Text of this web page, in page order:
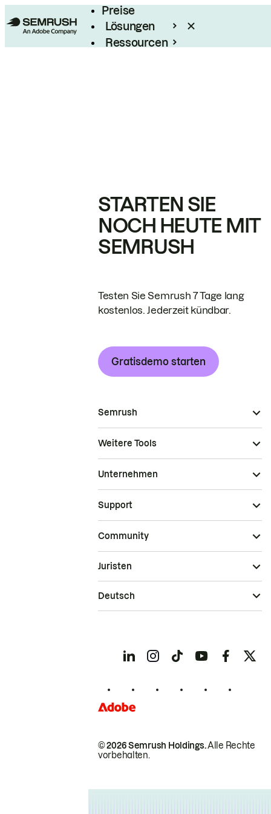
Preise
Lösungen
Ressourcen
STARTEN SIE
NOCH HEUTE MIT
SEMRUSH
Testen Sie Semrush 7 Tage lang
kostenlos. Jederzeit kündbar.
Gratisdemo starten
Semrush
Weitere Tools
Unternehmen
Support
Community
© 2026 Semrush Holdings.Alle Rechte
vorbehalten.
Juristen
Deutsch